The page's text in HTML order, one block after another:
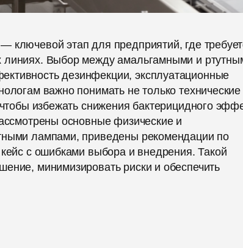
ключевой этап для предприятий, где
линиях. Выбор между амальгамными и
дезинфекции, эксплуатационные
важно понимать не только технические
избежать снижения бактерицидного
основные физические и
лампами, приведены рекомендации по
с ошибками выбора и внедрения. Такой
минимизировать риски и обеспечить